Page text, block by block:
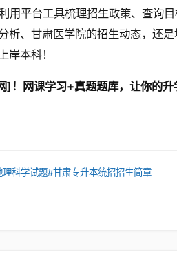
用平台工具梳理招生政策、查询
析、甘肃医学院的招生动态，还
岸本科！
]！网课学习+真题题库，让你的
科学试题#甘肃专升本统招招生简章